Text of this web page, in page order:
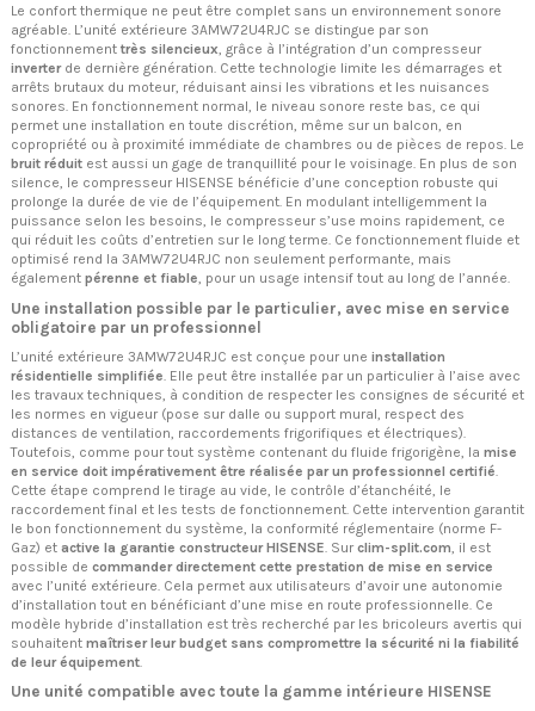
Le confort thermique ne peut être complet sans un environnement sonore
agréable. L’unité extérieure 3AMW72U4RJC se distingue par son
fonctionnement très silencieux, grâce à l’intégration d’un compresseur
inverterde dernière génération. Cette technologie limite les démarrages et
arrêts brutaux du moteur, réduisant ainsi les vibrations et les nuisances
sonores. En fonctionnement normal, le niveau sonore reste bas, ce qui
permet une installation en toute discrétion, même sur un balcon, en
copropriété ou à proximité immédiate de chambres ou de pièces de repos. Le
bruit réduit est aussi un gage de tranquillité pour le voisinage. En plus de son
silence, le compresseur HISENSE bénéficie d’une conception robuste qui
prolonge la durée de vie de l’équipement. En modulant intelligemment la
puissance selon les besoins, le compresseur s’use moins rapidement, ce
qui réduit les coûts d’entretien sur le long terme. Ce fonctionnement fluide et
optimisé rend la 3AMW72U4RJC non seulement performante, mais
également pérenne et fiable, pour un usage intensif tout au long de l’année.
Une installation possible par le particulier, avec mise en service
obligatoire par un professionnel
L’unité extérieure 3AMW72U4RJC est conçue pour une installation
résidentielle simplifiée . Elle peut être installée par un particulier à l’aise avec
les travaux techniques, à condition de respecter les consignes de sécurité et
les normes en vigueur (pose sur dalle ou support mural, respect des
distances de ventilation, raccordements frigorifiques et électriques).
Toutefois, comme pour tout système contenant du fluide frigorigène, la mise
en service doit impérativement être réalisée par un professionnel certifié
Cette étape comprend le tirage au vide, le contrôle d’étanchéité, le
raccordement final et les tests de fonctionnement. Cette intervention garantit
le bon fonctionnement du système, la conformité réglementaire (norme F-
Gaz) et active la garantie constructeur HISENSE . Sur clim-split.com , il est
possible de commander directement cette prestation de mise en service
avec l’unité extérieure. Cela permet aux utilisateurs d’avoir une autonomie
d’installation tout en bénéficiant d’une mise en route professionnelle. Ce
modèle hybride d’installation est très recherché par les bricoleurs avertis qui
souhaitent maîtriser leur budget sans compromettre la sécurité ni la fiabilité
de leur équipement
Une unité compatible avec toute la gamme intérieure HISENSE